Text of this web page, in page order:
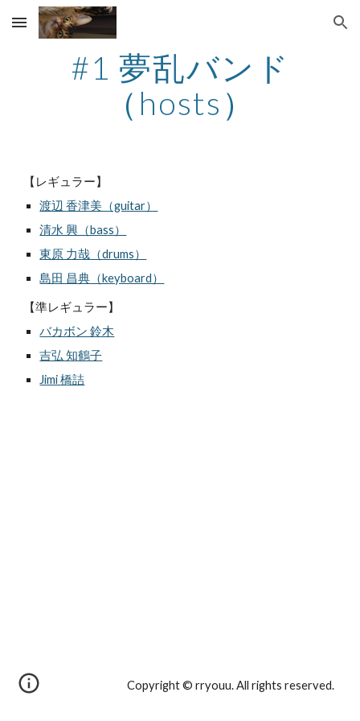
Skip to main content Skip to navigation
#1 夢乱バンド
（hosts）
【レギュラー】
渡辺 香津美（guitar）
清水 興（bass）
東原 力哉（drums）
島田 昌典（keyboard）
【準レギュラー】
バカボン 鈴木
吉弘 知鶴子
Jimi 橋詰
Copyright © rryouu. All rights reserved.